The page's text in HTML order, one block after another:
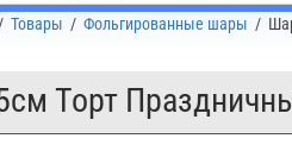
/ Товары / Фольгированные шары /
Торт